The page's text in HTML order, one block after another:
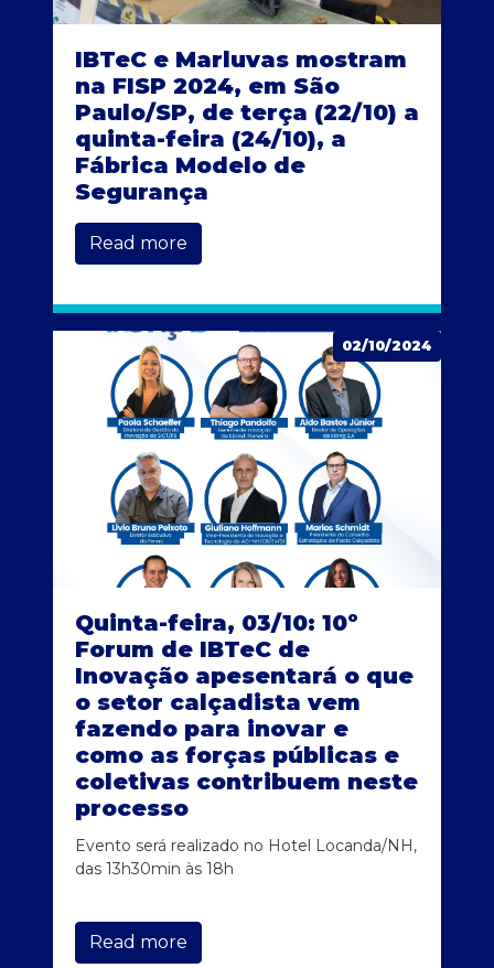
IBTeC e Marluvas mostram
na FISP 2024, em São
Paulo/SP, de terça (22/10) a
quinta-feira (24/10), a
Fábrica Modelo de
Segurança
Read more
02/10/2024
Quinta-feira, 03/10: 10º
Forum de IBTeC de
Inovação apesentará o que
o setor calçadista vem
fazendo para inovar e
como as forças públicas e
coletivas contribuem neste
processo
Evento será realizado no Hotel Locanda/NH,
das 13h30min às 18h
Read more